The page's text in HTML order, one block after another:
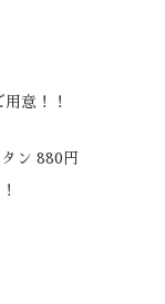
意！！
ン 880円